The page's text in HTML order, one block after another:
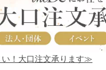
！大口注文承ります≫